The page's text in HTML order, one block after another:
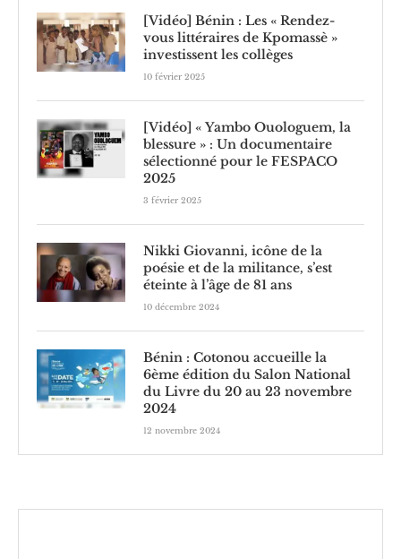
[Vidéo] Bénin : Les « Rendez-
vous littéraires de Kpomassè »
investissent les collèges
10 février 2025
[Vidéo] « Yambo Ouologuem, la
blessure » : Un documentaire
sélectionné pour le FESPACO
2025
3 février 2025
Nikki Giovanni, icône de la
poésie et de la militance, s’est
éteinte à l’âge de 81 ans
10 décembre 2024
Bénin : Cotonou accueille la
6ème édition du Salon National
du Livre du 20 au 23 novembre
2024
12 novembre 2024